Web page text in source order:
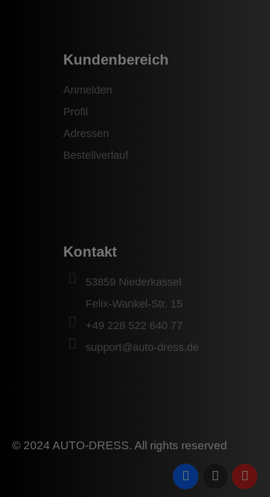
Kundenbereich
Anmelden
Profil
Adressen
Bestellverlauf
Kontakt
53859 Niederkassel
Felix-Wankel-Str. 15
+49 228 522 640 77
support@auto-dress.de
© 2024 AUTO-DRESS. All rights reserved